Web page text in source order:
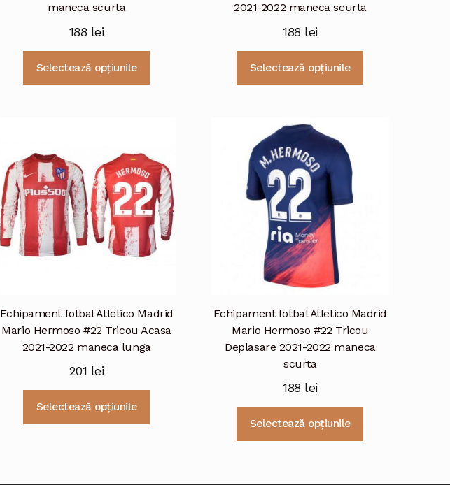
maneca scurta
188 lei
Selectează opțiunile
Opțiunile
pot
fi
alese
în
pagina
produsului.
2021-2022 maneca scurta
188 lei
Selectează opțiunile
Echipament fotbal Atletico Madrid
Mario Hermoso #22 Tricou Acasa
2021-2022 maneca lunga
201 lei
Selectează opțiunile
variații.
Echipament fotbal Atletico Madrid
Mario Hermoso #22 Tricou
Deplasare 2021-2022 maneca
scurta
188 lei
Selectează opțiunile
multe